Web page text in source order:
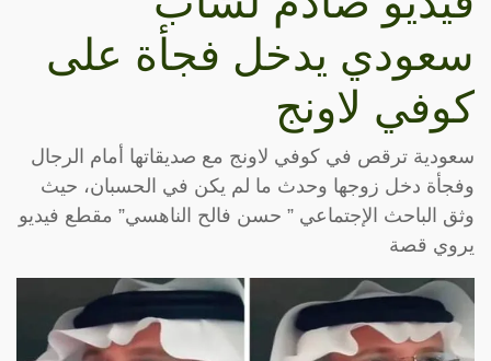
سعودي يدخل فجأة على
كوفي لاونج
سعودية ترقص في كوفي لاونج مع صديقاتها أمام الرجال
وفجأة دخل زوجها وحدث ما لم يكن في الحسبان، حيث
وثق الباحث الإجتماعي ” حسن فالح الناهسي” مقطع فيديو
يروي قصة